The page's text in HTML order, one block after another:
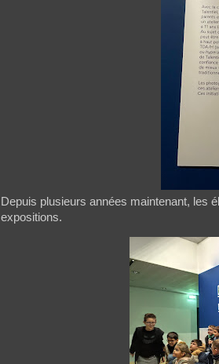
Depuis plusieurs années maintenant, les
expositions.